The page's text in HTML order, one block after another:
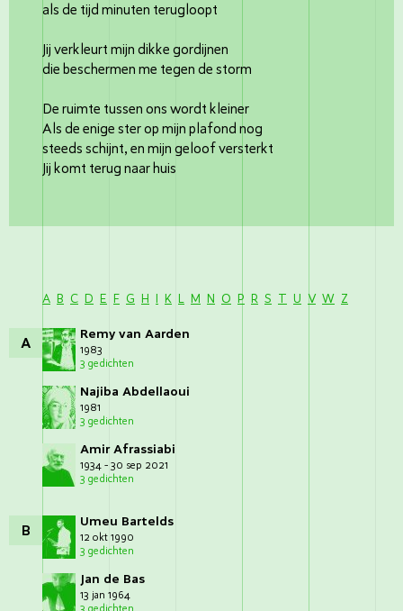
als de tijd minuten terugloopt
Jij verkleurt mijn dikke gordijnen
die beschermen me tegen de storm
De ruimte tussen ons wordt kleiner
Als de enige ster op mijn plafond nog
steeds schijnt, en mijn geloof versterkt
Jij komt terug naar huis
A B C D E F G H I K L M N O P R S T U V W Z
A Remy van Aarden
1983
3 gedichten
Najiba Abdellaoui
1981
3 gedichten
Amir Afrassiabi
1934 - 30 sep 2021
3 gedichten
B Umeu Bartelds
12 okt 1990
3 gedichten
Jan de Bas
13 jan 1964